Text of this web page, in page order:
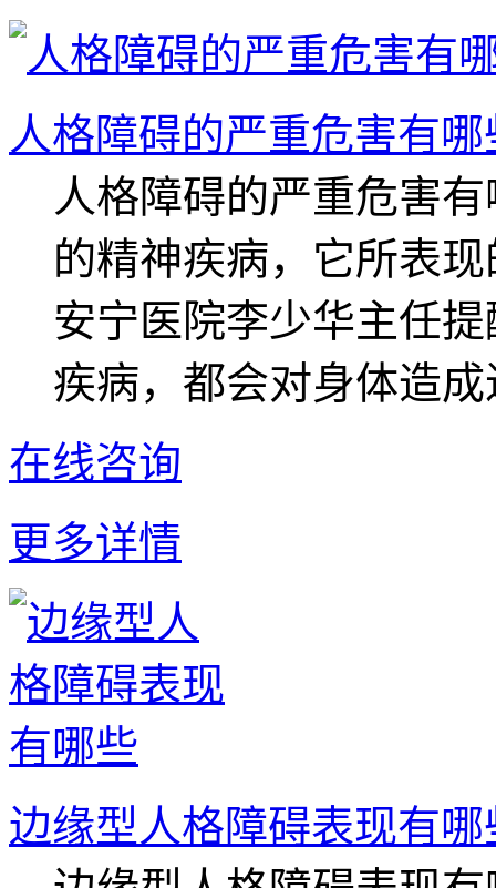
人格障碍的严重危害有哪
人格障碍的严重危害
的精神疾病，它所表
安宁医院李少华主任
疾病，都会对身体造
在线咨询
更多详情
边缘型人格障碍表现有哪